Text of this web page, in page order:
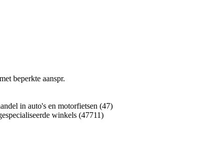
beperkte aanspr.
in auto's en motorfietsen (47)
winkels (47711)